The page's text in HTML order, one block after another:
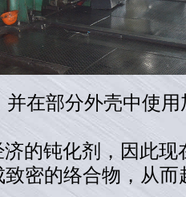
在部分外壳中使
的钝化剂，因此
密的络合物，从而